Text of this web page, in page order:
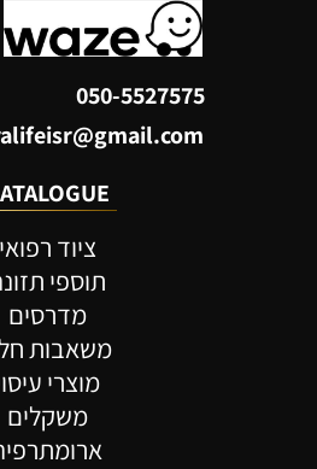
050-5527575
ציוד רפואי
תוספי
מדרסים
משאבות
מוצרי
משקלים